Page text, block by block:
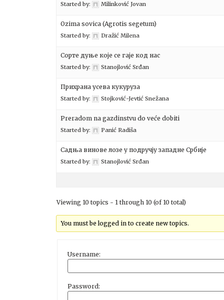
Started by: Milinković Jovan
Ozima sovica (Agrotis segetum)
Started by: Dražić Milena
Сорте дуње које се гаје код нас
Started by: Stanojlović Srđan
Прихрана усева кукуруза
Started by: Stojković-Jevtić Snežana
Preradom na gazdinstvu do veće dobiti
Started by: Panić Radiša
Садња винове лозе у подручју западне Србије
Started by: Stanojlović Srđan
Viewing 10 topics - 1 through 10 (of 10 total)
You must be logged in to create new topics.
Username:
Password: